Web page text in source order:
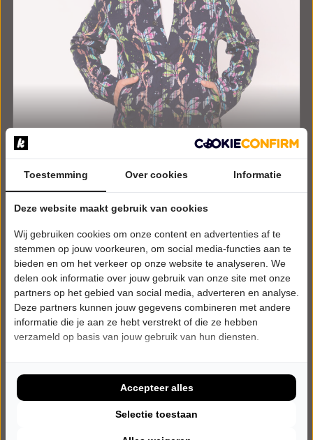
Steven Kazàn
Ouddorp
Tickets
Meer info
Onze artiesten.
Toestemming Over cookies Informatie
Deze website maakt gebruik van cookies
Wij gebruiken cookies om onze content en advertenties af te
stemmen op jouw voorkeuren, om social media-functies aan te
bieden en om het verkeer op onze website te analyseren. We
delen ook informatie over jouw gebruik van onze site met onze
partners op het gebied van social media, adverteren en analyse.
Deze partners kunnen jouw gegevens combineren met andere
informatie die je aan ze hebt verstrekt of die ze hebben
verzameld op basis van jouw gebruik van hun diensten.
Selectie toestaan
Accepteer alles